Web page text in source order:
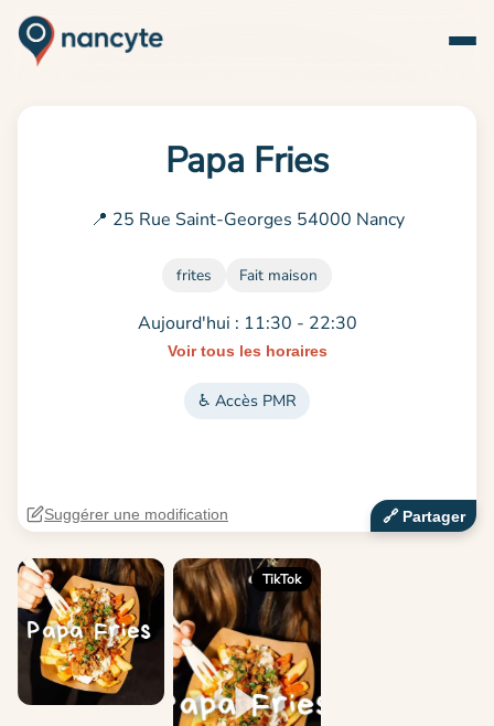
Papa Fries
📍 25 Rue Saint-Georges 54000 Nancy
frites Fait maison
Aujourd'hui : 11:30 - 22:30
Voir tous les horaires
♿ Accès PMR
🔗‍️ Partager
Suggérer une modification
TikTok